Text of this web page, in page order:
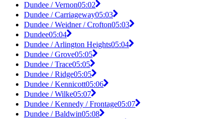
Dundee / Vernon05:02
Dundee / Carriageway05:03
Dundee / Weidner / Crofton05:03
Dundee05:04
Dundee / Arlington Heights05:04
Dundee / Grove05:05
Dundee / Trace05:05
Dundee / Ridge05:05
Dundee / Kennicott05:06
Dundee / Wilke05:07
Dundee / Kennedy / Frontage05:07
Dundee / Baldwin05:08